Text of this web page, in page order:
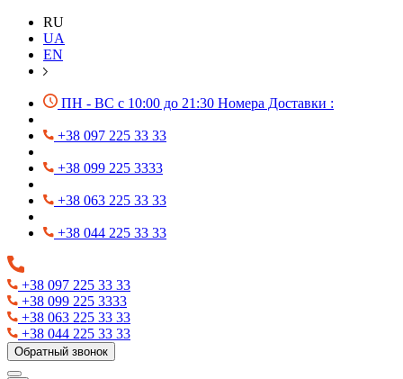
RU
UA
EN
ПН - ВС с 10:00 до 21:30 Номера Доставки :
+38 097 225 33 33
+38 099 225 3333
+38 063 225 33 33
+38 044 225 33 33
+38 097 225 33 33
+38 099 225 3333
+38 063 225 33 33
+38 044 225 33 33
Обратный звонок